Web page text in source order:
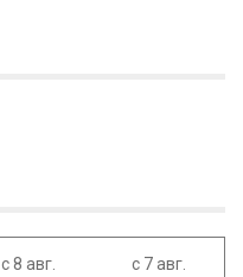
с 8 авг.
с 7 авг.